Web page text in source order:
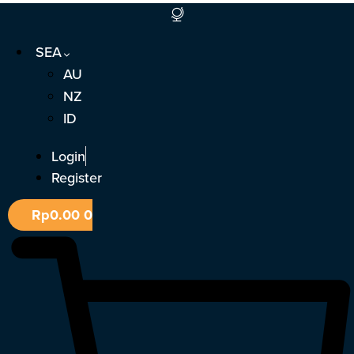
Skip
contentSEA
AU
NZ
ID
Login
Register
Rp0.000